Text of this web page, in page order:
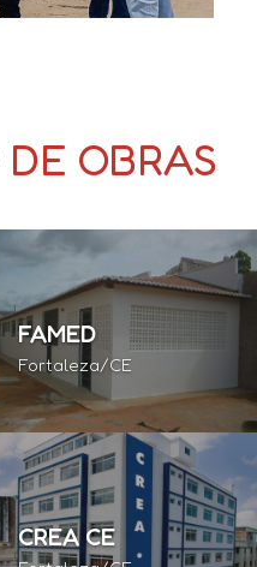
DE OBRAS
FAMED
Fortaleza/CE
CREA CE